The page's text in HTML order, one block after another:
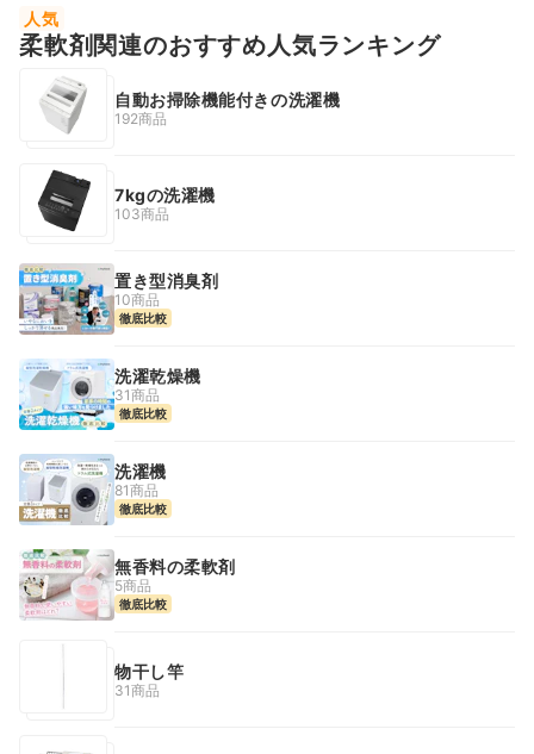
人気
柔軟剤関連のおすすめ人気ランキング
自動お掃除機能付きの洗濯機
192商品
7kgの洗濯機
103商品
置き型消臭剤
10商品
徹底比較
洗濯乾燥機
31商品
徹底比較
洗濯機
81商品
徹底比較
無香料の柔軟剤
5商品
徹底比較
物干し竿
31商品